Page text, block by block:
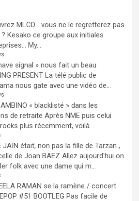
MLCD… vous ne le regretterez pas
? Kesako ce groupe aux initiales
My...
signal » nous fait un beau
PRESENT La télé public de
nous gate avec une vidéo de...
« blacklisté » dans les
de retraite Après NME puis celui
plus récemment, voilà...
JAIN était, non pas la fille de Tarzan ,
de Joan BAEZ Allez aujourd'hui on
folk avec une dame qui m...
RAMAN se la ramène / concert
#51 BOOTLEG Pas facile de